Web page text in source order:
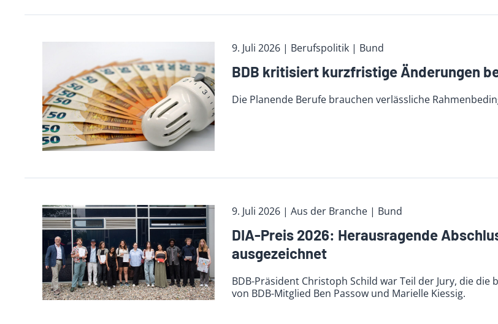
9. Juli 2026 | Berufspolitik | Bund
BDB kritisiert kurzfristige Änderungen
Die Planende Berufe brauchen verlässliche
9. Juli 2026 | Aus der Branche | Bund
DIA-Preis 2026: Herausragende
ausgezeichnet
BDB-Präsident Christoph Schild war Teil der Jury, die
von BDB-Mitglied Ben Passow und Marielle Kiessig.